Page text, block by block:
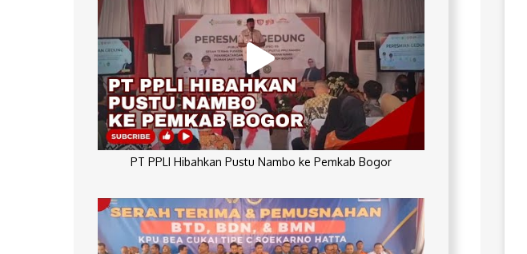
PT PPLI Hibahkan Pustu Nambo ke Pemkab Bogor